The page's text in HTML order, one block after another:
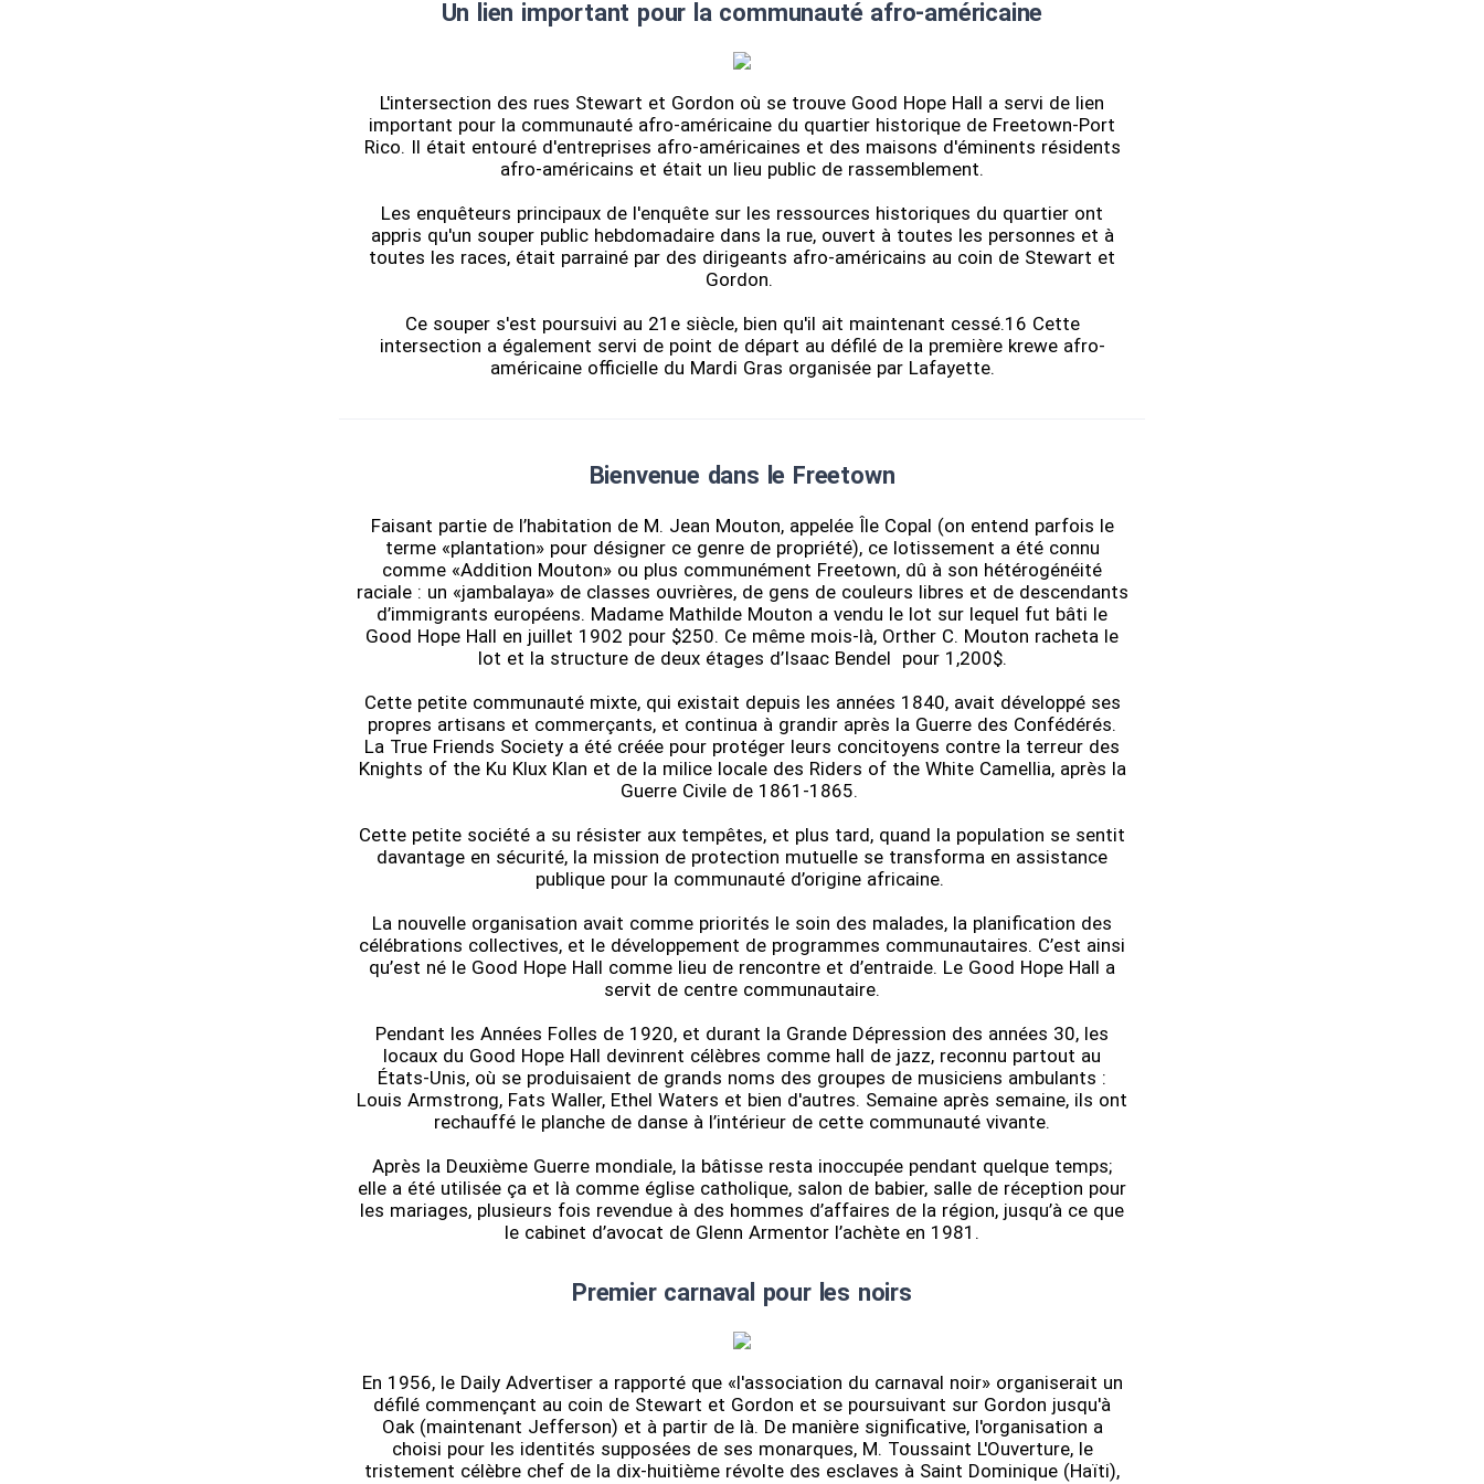
Un lien important pour la communauté afro-américaine
L'intersection des rues Stewart et Gordon où se trouve Good Hope Hall a servi de lien
important pour la communauté afro-américaine du quartier historique de Freetown-Port
Rico. Il était entouré d'entreprises afro-américaines et des maisons d'éminents résidents
afro-américains et était un lieu public de rassemblement.
Les enquêteurs principaux de l'enquête sur les ressources historiques du quartier ont
appris qu'un souper public hebdomadaire dans la rue, ouvert à toutes les personnes et à
toutes les races, était parrainé par des dirigeants afro-américains au coin de Stewart et
Gordon.
Ce souper s'est poursuivi au 21e siècle, bien qu'il ait maintenant cessé.16 Cette
intersection a également servi de point de départ au défilé de la première krewe afro-
américaine officielle du Mardi Gras organisée par Lafayette.
Bienvenue dans le Freetown
Faisant partie de l’habitation de M. Jean Mouton, appelée Île Copal (on entend parfois le
terme «plantation» pour désigner ce genre de propriété), ce lotissement a été connu
comme «Addition Mouton» ou plus communément Freetown, dû à son hétérogénéité
raciale : un «jambalaya» de classes ouvrières, de gens de couleurs libres et de descendants
d’immigrants européens. Madame Mathilde Mouton a vendu le lot sur lequel fut bâti le
Good Hope Hall en juillet 1902 pour $250. Ce même mois-là, Orther C. Mouton racheta le
lot et la structure de deux étages d’Isaac Bendel pour 1,200$.
Cette petite communauté mixte, qui existait depuis les années 1840, avait développé ses
propres artisans et commerçants, et continua à grandir après la Guerre des Confédérés.
La True Friends Society a été créée pour protéger leurs concitoyens contre la terreur des
Knights of the Ku Klux Klan et de la milice locale des Riders of the White Camellia, après la
Guerre Civile de 1861-1865.
Cette petite société a su résister aux tempêtes, et plus tard, quand la population se sentit
davantage en sécurité, la mission de protection mutuelle se transforma en assistance
publique pour la communauté d’origine africaine.
La nouvelle organisation avait comme priorités le soin des malades, la planification des
célébrations collectives, et le développement de programmes communautaires. C’est ainsi
qu’est né le Good Hope Hall comme lieu de rencontre et d’entraide. Le Good Hope Hall a
servit de centre communautaire.
Pendant les Années Folles de 1920, et durant la Grande Dépression des années 30, les
locaux du Good Hope Hall devinrent célèbres comme hall de jazz, reconnu partout au
États-Unis, où se produisaient de grands noms des groupes de musiciens ambulants :
Louis Armstrong, Fats Waller, Ethel Waters et bien d'autres. Semaine après semaine, ils ont
rechauffé le planche de danse à l’intérieur de cette communauté vivante.
Après la Deuxième Guerre mondiale, la bâtisse resta inoccupée pendant quelque temps;
elle a été utilisée ça et là comme église catholique, salon de babier, salle de réception pour
les mariages, plusieurs fois revendue à des hommes d’affaires de la région, jusqu’à ce que
le cabinet d’avocat de Glenn Armentor l’achète en 1981.
Premier carnaval pour les noirs
En 1956, le Daily Advertiser a rapporté que «l'association du carnaval noir» organiserait un
défilé commençant au coin de Stewart et Gordon et se poursuivant sur Gordon jusqu'à
Oak (maintenant Jefferson) et à partir de là. De manière significative, l'organisation a
choisi pour les identités supposées de ses monarques, M. Toussaint L'Ouverture, le
tristement célèbre chef de la dix-huitième révolte des esclaves à Saint Dominique (Haïti),